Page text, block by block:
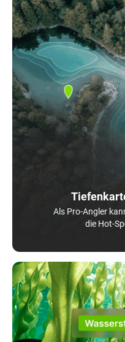
Als Pro-Angler
die Hot-